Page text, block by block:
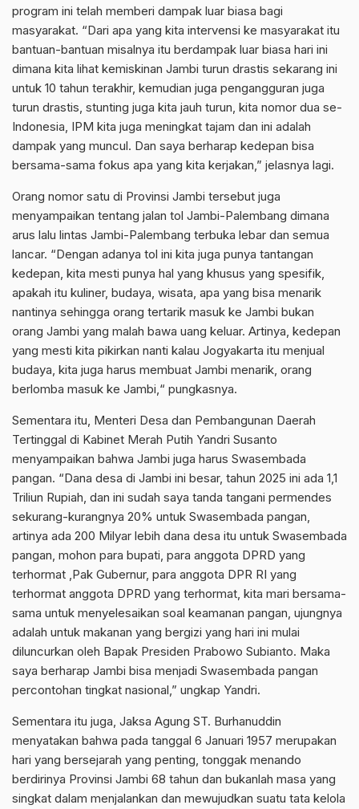
program ini telah memberi dampak luar biasa bagi
masyarakat. “Dari apa yang kita intervensi ke masyarakat itu
bantuan-bantuan misalnya itu berdampak luar biasa hari ini
dimana kita lihat kemiskinan Jambi turun drastis sekarang ini
untuk 10 tahun terakhir, kemudian juga pengangguran juga
turun drastis, stunting juga kita jauh turun, kita nomor dua se-
Indonesia, IPM kita juga meningkat tajam dan ini adalah
dampak yang muncul. Dan saya berharap kedepan bisa
bersama-sama fokus apa yang kita kerjakan,” jelasnya lagi.
Orang nomor satu di Provinsi Jambi tersebut juga
menyampaikan tentang jalan tol Jambi-Palembang dimana
arus lalu lintas Jambi-Palembang terbuka lebar dan semua
lancar. “Dengan adanya tol ini kita juga punya tantangan
kedepan, kita mesti punya hal yang khusus yang spesifik,
apakah itu kuliner, budaya, wisata, apa yang bisa menarik
nantinya sehingga orang tertarik masuk ke Jambi bukan
orang Jambi yang malah bawa uang keluar. Artinya, kedepan
yang mesti kita pikirkan nanti kalau Jogyakarta itu menjual
budaya, kita juga harus membuat Jambi menarik, orang
berlomba masuk ke Jambi,“ pungkasnya.
Sementara itu, Menteri Desa dan Pembangunan Daerah
Tertinggal di Kabinet Merah Putih Yandri Susanto
menyampaikan bahwa Jambi juga harus Swasembada
pangan. “Dana desa di Jambi ini besar, tahun 2025 ini ada 1,1
Triliun Rupiah, dan ini sudah saya tanda tangani permendes
sekurang-kurangnya 20% untuk Swasembada pangan,
artinya ada 200 Milyar lebih dana desa itu untuk Swasembada
pangan, mohon para bupati, para anggota DPRD yang
terhormat ,Pak Gubernur, para anggota DPR RI yang
terhormat anggota DPRD yang terhormat, kita mari bersama-
sama untuk menyelesaikan soal keamanan pangan, ujungnya
adalah untuk makanan yang bergizi yang hari ini mulai
diluncurkan oleh Bapak Presiden Prabowo Subianto. Maka
saya berharap Jambi bisa menjadi Swasembada pangan
percontohan tingkat nasional,” ungkap Yandri.
Sementara itu juga, Jaksa Agung ST. Burhanuddin
menyatakan bahwa pada tanggal 6 Januari 1957 merupakan
hari yang bersejarah yang penting, tonggak menando
berdirinya Provinsi Jambi 68 tahun dan bukanlah masa yang
singkat dalam menjalankan dan mewujudkan suatu tata kelola